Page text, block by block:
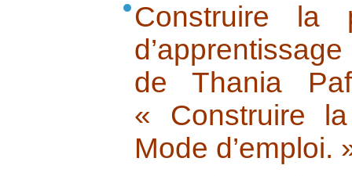
Construire la
de Thania
« Construire
Mode d’emploi.